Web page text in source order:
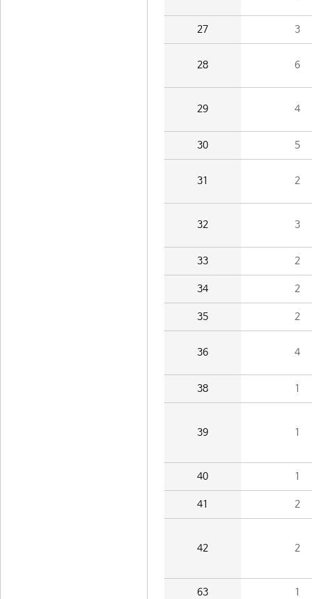
27 3
28 6
29 4
30 5
31 2
32 3
33 2
34 2
35 2
36 4
38 1
39 1
40 1
41 2
42 2
63 1